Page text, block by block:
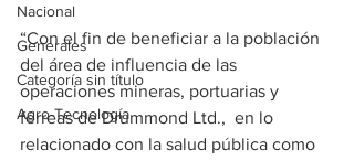
Nacional
Generales
Categoría sin título
Agro-Tecnología
“Con el fin de beneficiar a la población
del área de influencia de las
operaciones mineras, portuarias y
férreas de Drummond Ltd.,  en lo
relacionado con la salud pública como